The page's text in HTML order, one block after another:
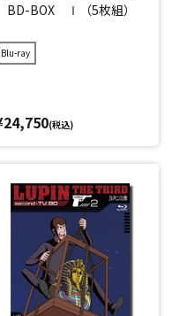
BD-BOX Ⅰ（5枚組）
Blu-ray
(税込)